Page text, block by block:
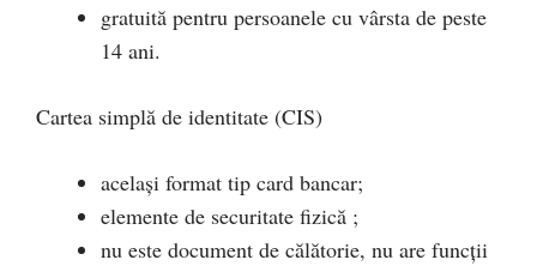
gratuită pentru persoanele cu vârsta de peste
14 ani.
Cartea simplă de identitate (CIS)
același format tip card bancar;
elemente de securitate fizică ;
nu este document de călătorie, nu are funcții